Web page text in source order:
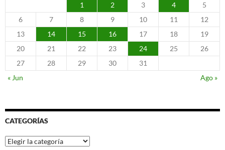
1
2 3 4
5
6
7 8 9 10 11
12
13
14 15 16 17 18
19
20
21 22 23 24 25
26
27
28 29 30
31
« Jun
Ago »
CATEGORÍAS
Categorías